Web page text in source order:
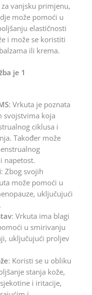
vanjsku primjenu,
može pomoći u
elastičnosti
i može se koristiti
ili krema.
je 1
: Vrkuta je poznata
svojstvima koja
ciklusa i
Također može
napetost.
: Zbog svojih
može pomoći u
uključujući
: Vrkuta ima blagi
u smirivanju
uključujući proljev
: Koristi se u obliku
stanja kože,
i iritacije,